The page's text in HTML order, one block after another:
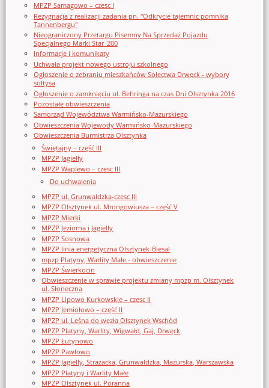
MPZP Samagowo – czesc I
Rezygnacja z realizacji zadania pn. "Odkrycie tajemnic pomnika
Tannenbergu"
Nieograniczony Przetargu Pisemny Na Sprzedaż Pojazdu
Specjalnego Marki Star_200
Informacje i komunikaty
Uchwała projekt nowego ustroju szkolnego
Ogłoszenie o zebraniu mieszkańców Sołectwa Drwęck - wybory
sołtysa
Ogłoszenie o zamknięciu ul. Behringa na czas Dni Olsztynka 2016
Pozostałe obwieszczenia
Samorząd Województwa Warmińsko-Mazurskiego
Obwieszczenia Wojewody Warmińsko-Mazurskiego
Obwieszczenia Burmistrza Olsztynka
Świętajny – część III
MPZP Jagiełły
MPZP Waplewo – czesc III
Do uchwalenia
MPZP ul. Grunwaldzka-czesc III
MPZP Olsztynek ul. Mrongowiusza – część V
MPZP Mierki
MPZP Jeziorna i Jagielly
MPZP Sosnowa
MPZP linia energetyczna Olsztynek-Biesal
mpzp Platyny, Warlity Małe - obwieszczenie
MPZP Świerkocin
Obwieszczenie w sprawie projektu zmiany mpzp m. Olsztynek
ul. Słoneczna
MPZP Lipowo Kurkowskie – czesc II
MPZP Jemiołowo – część II
MPZP ul. Leśna do węzła Olsztynek Wschód
MPZP Platyny, Warlity, Wigwałd, Gaj, Drwęck
MPZP Łutynowo
MPZP Pawłowo
MPZP Jagielly, Strazacka, Grunwaldzka, Mazurska, Warszawska
MPZP Platyny i Warlity Małe
MPZP Olsztynek ul. Poranna